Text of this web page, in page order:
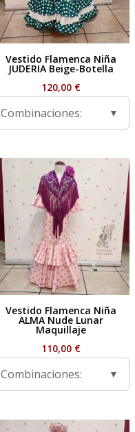
Vestido Flamenca Niña
JUDERIA Beige-Botella
120,00 €
Combinaciones:
Vestido Flamenca Niña
ALMA Nude Lunar
Maquillaje
110,00 €
Combinaciones: